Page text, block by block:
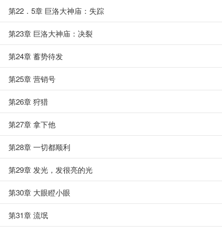
第22．5章 巨洛大神庙：失踪
第23章 巨洛大神庙：决裂
第24章 蓄势待发
第25章 营销号
第26章 狩猎
第27章 拿下他
第28章 一切都顺利
第29章 发光，发很亮的光
第30章 大眼瞪小眼
第31章 流氓